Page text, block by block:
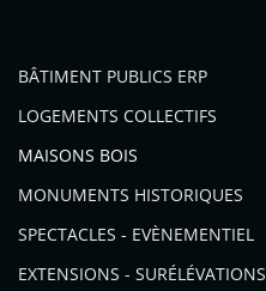
BÂTIMENT PUBLICS ERP
LOGEMENTS COLLECTIFS
MAISONS BOIS
MONUMENTS HISTORIQUES
SPECTACLES - EVÈNEMENTIEL
EXTENSIONS - SURÉLÉVATIONS